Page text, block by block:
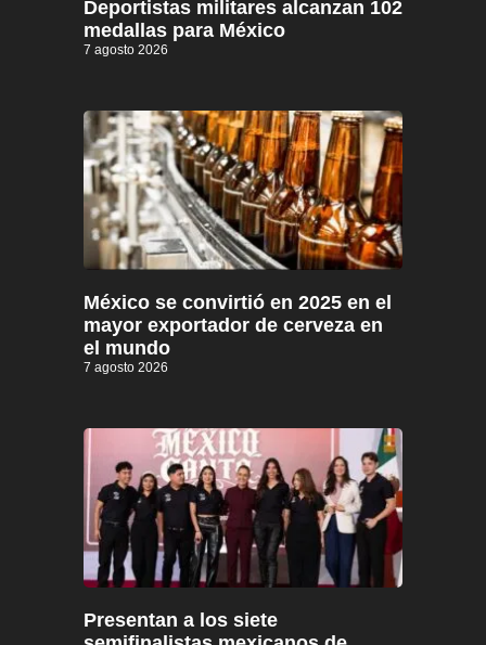
Deportistas militares alcanzan 102
medallas para México
7 agosto 2026
México se convirtió en 2025 en el
mayor exportador de cerveza en
el mundo
7 agosto 2026
Presentan a los siete